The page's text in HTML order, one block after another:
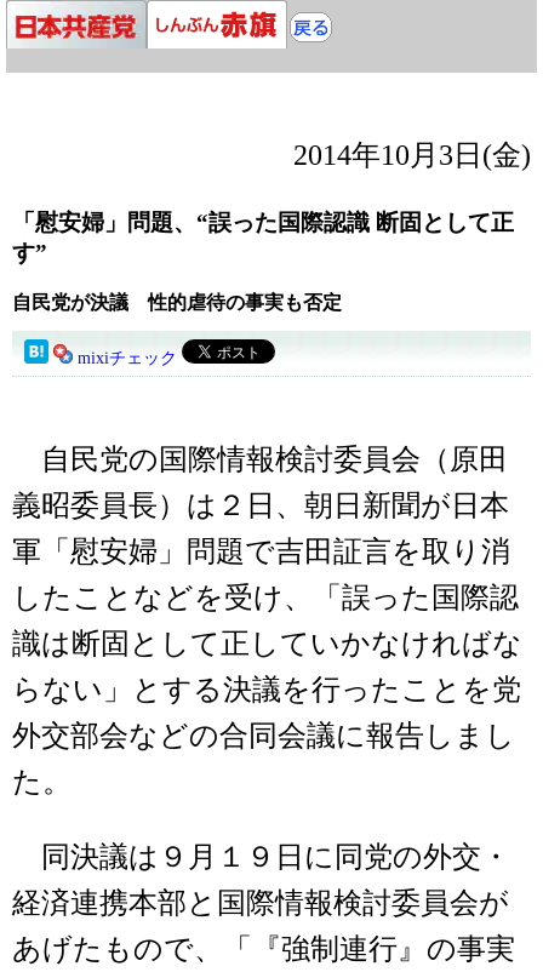
2014年10月3日(金)
「慰安婦」問題、“誤った国際認識 断固として正
す”
自民党が決議 性的虐待の事実も否定
mixiチェック
自民党の国際情報検討委員会（原田
義昭委員長）は２日、朝日新聞が日本
軍「慰安婦」問題で吉田証言を取り消
したことなどを受け、「誤った国際認
識は断固として正していかなければな
らない」とする決議を行ったことを党
外交部会などの合同会議に報告しまし
た。
同決議は９月１９日に同党の外交・
経済連携本部と国際情報検討委員会が
あげたもので、「『強制連行』の事実